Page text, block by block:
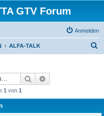
GTV Forum
Anmelden
ALFA-TALK
Suche
1 von 1